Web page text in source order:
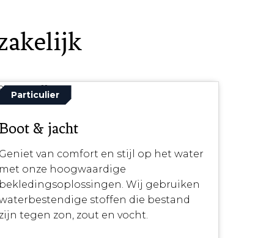
Particulier
& jacht
Geniet van comfort en stijl op het water
met onze hoogwaardige
bekledingsoplossingen. Wij gebruiken
stoffen die bestand
zijn tegen zon, zout en vocht.